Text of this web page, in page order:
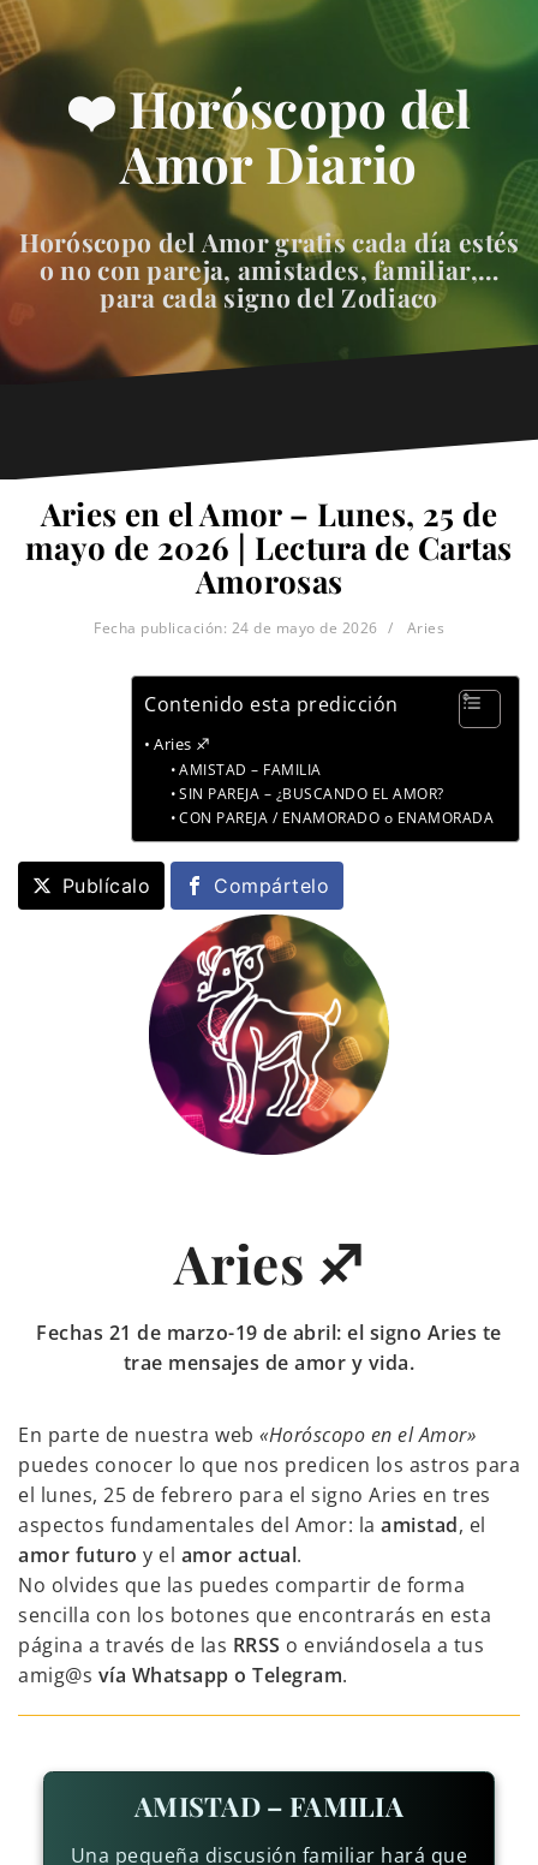
❤️ Horóscopo del
Amor Diario
Horóscopo del Amor gratis cada día estés
o no con pareja, amistades, familiar,…
para cada signo del Zodiaco
Aries en el Amor – Lunes, 25 de
mayo de 2026 | Lectura de Cartas
Amorosas
Fecha publicación: 24 de mayo de 2026 Aries
Contenido esta predicción
Aries ♐
AMISTAD – FAMILIA
SIN PAREJA – ¿BUSCANDO EL AMOR?
CON PAREJA / ENAMORADO o ENAMORADA
Publícalo Compártelo
Aries ♐
Fechas 21 de marzo-19 de abril: el signo Aries te
trae mensajes de amor y vida.
En parte de nuestra web «Horóscopo en el Amor»
puedes conocer lo que nos predicen los astros para
el lunes, 25 de febrero para el signo Aries en tres
aspectos fundamentales del Amor: la amistad, el
amor futuro y el amor actual.
No olvides que las puedes compartir de forma
sencilla con los botones que encontrarás en esta
página a través de las RRSS o enviándosela a tus
amig@s vía Whatsapp o Telegram.
AMISTAD – FAMILIA
Una pequeña discusión familiar hará que